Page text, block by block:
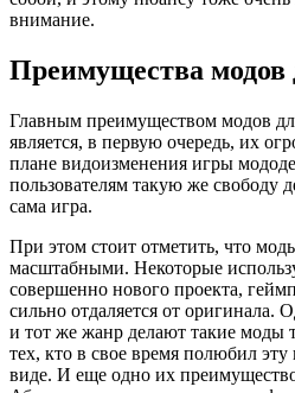
внимание.
Преимущества модов
Главным преимуществом модов
является, в первую очередь, их
плане видоизменения игры
пользователям такую же свободу
сама игра.
При этом стоит отметить, что
масштабными. Некоторые
совершенно нового проекта,
сильно отдаляется от оригинала.
и тот же жанр делают такие моды
тех, кто в свое время полюбил
виде. И еще одно их